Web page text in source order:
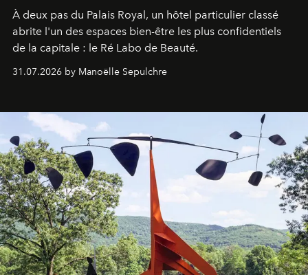
À deux pas du Palais Royal, un hôtel particulier classé
abrite l'un des espaces bien-être les plus confidentiels
de la capitale : le Ré Labo de Beauté.
31.07.2026 by Manoëlle Sepulchre